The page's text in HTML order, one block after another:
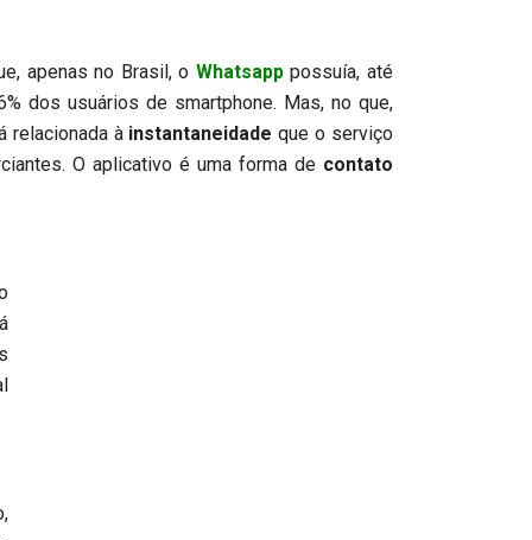
apenas no Brasil, o Whatsapppossuía, até
dos usuários de smartphone. Mas, no que,
relacionada à instantaneidadeque o serviço
O aplicativo é uma forma de contato